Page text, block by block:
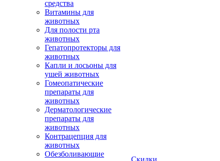
средства
Витамины для
животных
Для полости рта
животных
Гепатопротекторы для
животных
Капли и лосьоны для
ушей животных
Гомеопатические
препараты для
животных
Дерматологические
препараты для
животных
Контрацепция для
животных
Обезболивающие
Скидки